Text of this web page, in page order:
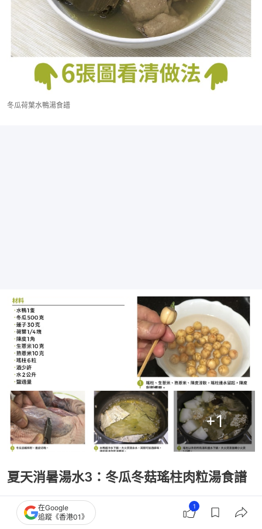
冬瓜荷葉水鴨湯食譜
+1
夏天消暑湯水3：冬瓜冬菇瑤柱肉粒湯食譜
冬瓜冬菇瑤柱肉粒湯材料（3-4人分量）
在Google
追蹤《香港01》
1